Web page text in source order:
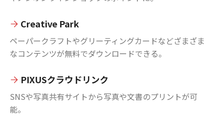
Creative Park
ペーパークラフトやグリーティングカードなどざまざま
なコンテンツが無料でダウンロードできる。
PIXUSクラウドリンク
SNSや写真共有サイトから写真や文書のプリントが可
能。